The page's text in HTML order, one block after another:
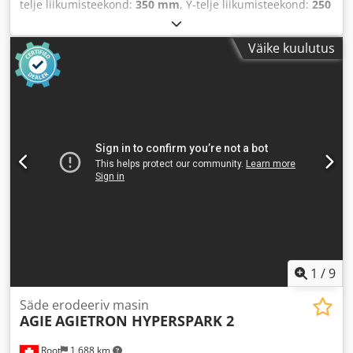
telje liikumisteekond: 350 mm, Y-telje liikumisteekond: 250
, Z-telje liikumisteekond:350 mm
mm, kogulaius:3 350 mm, kogumass:3 200 kg, toote
pikkus (maks.):
, See 3-teljeline
AGIE AGIETRON INTEGRAL 2 on toodetud 2006. aastal. Selle
X-teljel on 350 mm, Y-teljel 250 mm ja Z-teljel 350 mm.
kaaluge meie müügis olevat AGIE AGIETRON INTEGRAL 2
masinat. Lisateabe saamiseks võtke meiega ühendust. •
Saadaval olevad üksused: 2 • Töödetaili suurus: 840 x 670 x
Väike kuulutus
1 /9
Root 1 688 km
Säde erodeeriv masin
AGIE AGIETRON HYPERSPARK 2